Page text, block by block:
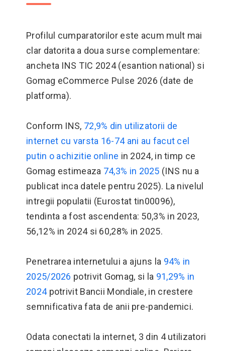
Profilul cumparatorilor este acum mult mai
clar datorita a doua surse complementare:
ancheta INS TIC 2024 (esantion national) si
Gomag eCommerce Pulse 2026 (date de
platforma).
Conform INS, 72,9% din utilizatorii de
internet cu varsta 16-74 ani au facut cel
putin o achizitie online in 2024, in timp ce
Gomag estimeaza 74,3% in 2025 (INS nu a
publicat inca datele pentru 2025). La nivelul
intregii populatii (Eurostat tin00096),
tendinta a fost ascendenta: 50,3% in 2023,
56,12% in 2024 si 60,28% in 2025.
Penetrarea internetului a ajuns la 94% in
2025/2026 potrivit Gomag, si la 91,29% in
2024potrivit Bancii Mondiale, in crestere
semnificativa fata de anii pre-pandemici.
Odata conectati la internet, 3 din 4 utilizatori